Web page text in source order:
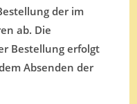
der im
ab. Die
Bestellung erfolgt
Absenden der